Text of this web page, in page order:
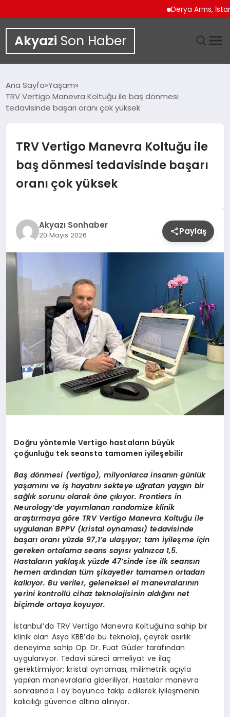
Derya Arms, İstanbul
Akyazi Son Haber
SIYASET
SPOR
YAŞAM
Ana Sayfa Yaşam
TRV Vertigo Manevra Koltuğu ile baş dönmesi
tedavisinde başarı oranı çok yüksek
TRV Vertigo Manevra Koltuğu ile
baş dönmesi tedavisinde başarı
oranı çok yüksek
Akyazı Sonhaber
20 Mayıs 2026 Paylaş
Doğru yöntemle Vertigo hastaların büyük
çoğunluğu tek seansta tamamen iyileşebilir
Baş dönmesi (vertigo), milyonlarca insanın günlük
yaşamını ve iş hayatını sekteye uğratan yaygın bir
sağlık sorunu olarak öne çıkıyor. Frontiers in
Neurology’de yayımlanan randomize klinik
araştırmaya göre TRV Vertigo Manevra Koltuğu ile
uygulanan BPPV (kristal oynaması) tedavisinde
başarı oranı yüzde 97,1’e ulaşıyor; tam iyileşme için
gereken ortalama seans sayısı yalnızca 1,5.
Hastaların yaklaşık yüzde 47’sinde ise ilk seansın
hemen ardından tüm şikayetler tamamen ortadan
kalkıyor. Bu veriler, geleneksel el manevralarının
yerini kontrollü cihaz teknolojisinin aldığını net
biçimde ortaya koyuyor.
İstanbul’da TRV Vertigo Manevra Koltuğu’na sahip bir
klinik olan Asya KBB’de bu teknoloji, çeyrek asırlık
deneyime sahip Op. Dr. Fuat Güder tarafından
uygulanıyor. Tedavi süreci ameliyat ve ilaç
gerektirmiyor; kristal oynaması, milimetrik açıyla
yapılan manevralarla gideriliyor. Hastalar manevra
sonrasında 1 ay boyunca takip edilerek iyileşmenin
kalıcılığı güvence altına alınıyor.